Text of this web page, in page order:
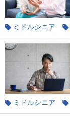
ミドルシニア
仕事の探し方
ミドルシニア